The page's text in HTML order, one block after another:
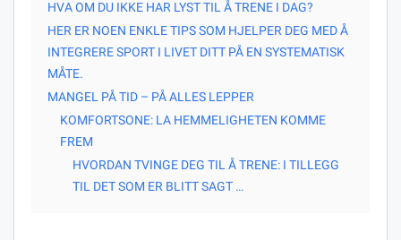
HVA OM DU IKKE HAR LYST TIL Å TRENE I DAG?
HER ER NOEN ENKLE TIPS SOM HJELPER DEG MED Å
INTEGRERE SPORT I LIVET DITT PÅ EN SYSTEMATISK
MÅTE.
MANGEL PÅ TID – PÅ ALLES LEPPER
KOMFORTSONE: LA HEMMELIGHETEN KOMME
FREM
HVORDAN TVINGE DEG TIL Å TRENE: I TILLEGG
TIL DET SOM ER BLITT SAGT …